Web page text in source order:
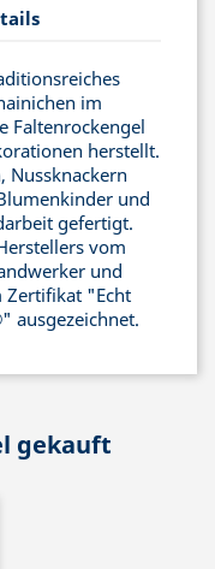
im
Faltenrockengel
herstellt.
Nussknackern
und
gefertigt.
vom
und
Zertifikat "Echt
ausgezeichnet.
gekauft